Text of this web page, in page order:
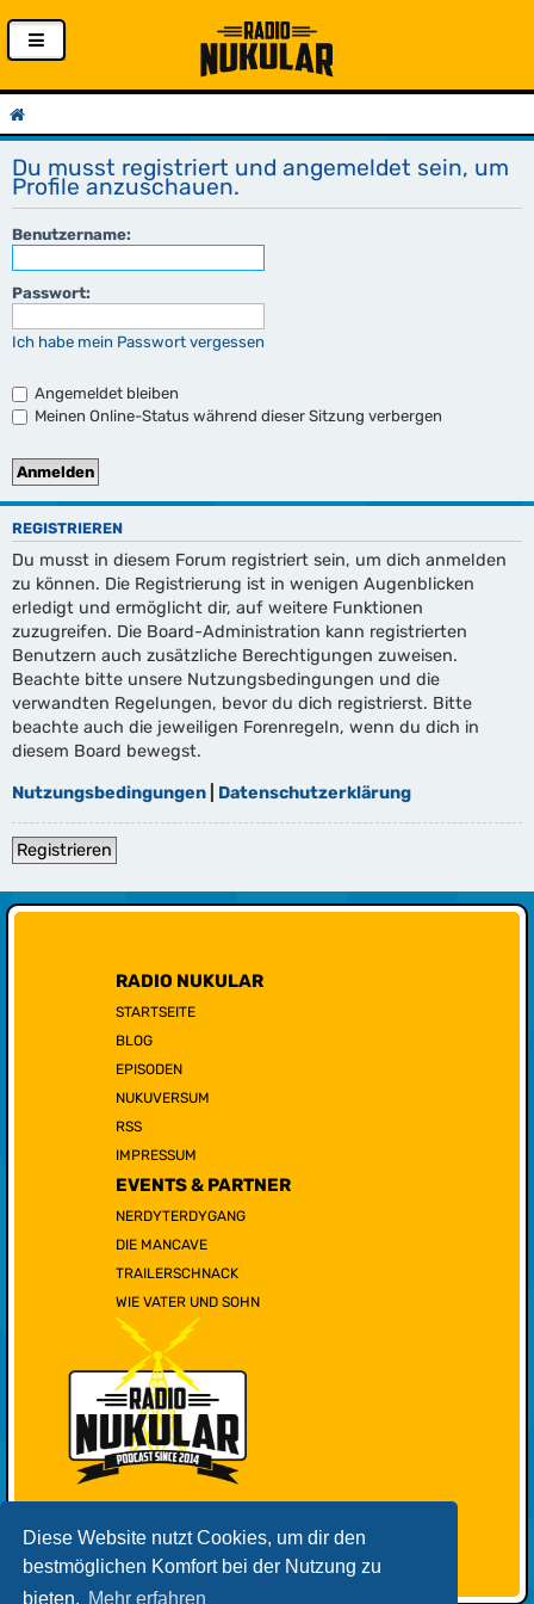
Diese Website nutzt Cookies, um dir den
bestmöglichen Komfort bei der Nutzung zu
bieten. Mehr erfahren
Du musst registriert und angemeldet sein, um
Profile anzuschauen.
Benutzername:
Passwort:
Ich habe mein Passwort vergessen
Angemeldet bleiben
Meinen Online-Status während dieser Sitzung verbergen
REGISTRIEREN
Du musst in diesem Forum registriert sein, um dich anmelden
zu können. Die Registrierung ist in wenigen Augenblicken
erledigt und ermöglicht dir, auf weitere Funktionen
zuzugreifen. Die Board-Administration kann registrierten
Benutzern auch zusätzliche Berechtigungen zuweisen.
Beachte bitte unsere Nutzungsbedingungen und die
verwandten Regelungen, bevor du dich registrierst. Bitte
beachte auch die jeweiligen Forenregeln, wenn du dich in
diesem Board bewegst.
Nutzungsbedingungen Datenschutzerklärung
Registrieren
RADIO NUKULAR
STARTSEITE
BLOG
EPISODEN
NUKUVERSUM
RSS
IMPRESSUM
EVENTS & PARTNER
NERDYTERDYGANG
DIE MANCAVE
TRAILERSCHNACK
WIE VATER UND SOHN